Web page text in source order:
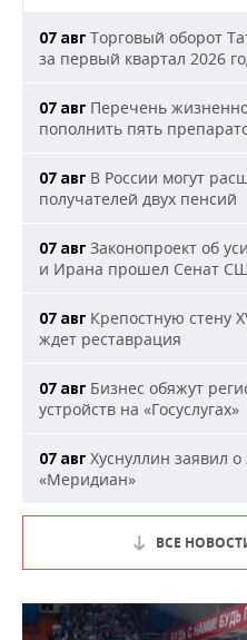
07 авг Торговый оборот
за первый квартал 2026
07 авг Перечень
пополнить пять
07 авг В России могут
получателей двух пенсий
07 авг Законопроект об
и Ирана прошел Сенат
07 авг Крепостную стену
ждет реставрация
07 авг Бизнес обяжут
устройств на «Госуслугах»
07 авг Хуснуллин заявил
«Меридиан»
ВСЕ